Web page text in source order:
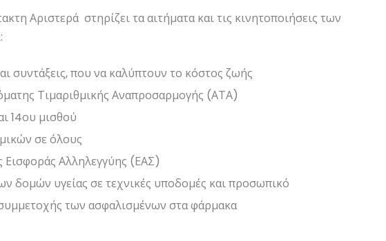
Αριστερά στηρίζει τα αιτήματα και τις κινητοποιήσεις των
συντάξεις, που να καλύπτουν το κόστος ζωής
Τιμαριθμικής Αναπροσαρμογής (ΑΤΑ)
14ου μισθού
σε όλους
Εισφοράς Αλληλεγγύης (ΕΑΣ)
δομών υγείας σε τεχνικές υποδομές και προσωπικό
των ασφαλισμένων στα φάρμακα